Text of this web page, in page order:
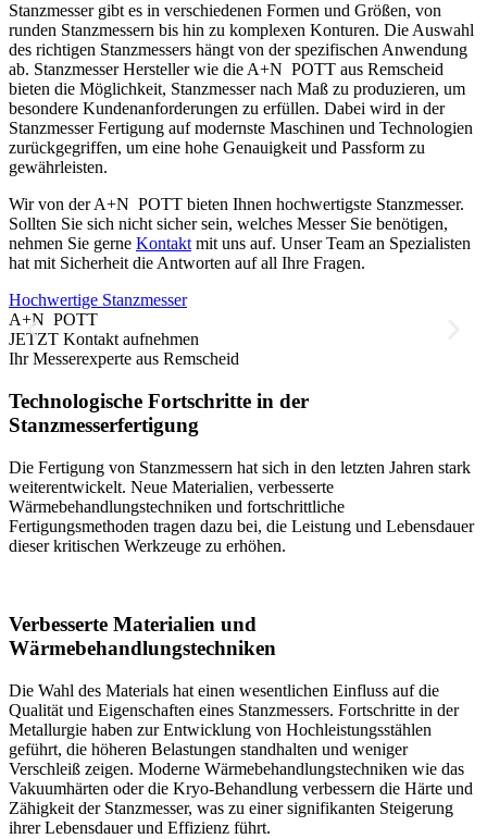
Stanzmesser gibt es in verschiedenen Formen und Größen, von
runden Stanzmessern bis hin zu komplexen Konturen. Die Auswahl
des richtigen Stanzmessers hängt von der spezifischen Anwendung
ab. Stanzmesser Hersteller wie die A+N POTT aus Remscheid
bieten die Möglichkeit, Stanzmesser nach Maß zu produzieren, um
besondere Kundenanforderungen zu erfüllen. Dabei wird in der
Stanzmesser Fertigung auf modernste Maschinen und Technologien
zurückgegriffen, um eine hohe Genauigkeit und Passform zu
gewährleisten.
Wir von derA+N POTT bieten Ihnen hochwertigste Stanzmesser.
Sollten Sie sich nicht sicher sein, welches Messer Sie benötigen,
nehmen Sie gerne Kontakt mit uns auf. Unser Team an Spezialisten
hat mit Sicherheit die Antworten auf all Ihre Fragen.
Hochwertige Stanzmesser
A+N POTT
JETZT Kontakt aufnehmen
Ihr Messerexperte aus Remscheid
Technologische Fortschritte in der
Stanzmesserfertigung
Die Fertigung von Stanzmessern hat sich in den letzten Jahren stark
weiterentwickelt. Neue Materialien, verbesserte
Wärmebehandlungstechniken und fortschrittliche
Fertigungsmethoden tragen dazu bei, die Leistung und Lebensdauer
dieser kritischen Werkzeuge zu erhöhen.
Verbesserte Materialien und
Wärmebehandlungstechniken
Die Wahl des Materials hat einen wesentlichen Einfluss auf die
Qualität und Eigenschaften eines Stanzmessers. Fortschritte in der
Metallurgie haben zur Entwicklung von Hochleistungsstählen
geführt, die höheren Belastungen standhalten und weniger
Verschleiß zeigen. Moderne Wärmebehandlungstechniken wie das
Vakuumhärten oder die Kryo-Behandlung verbessern die Härte und
Zähigkeit der Stanzmesser, was zu einer signifikanten Steigerung
ihrer Lebensdauer und Effizienz führt.